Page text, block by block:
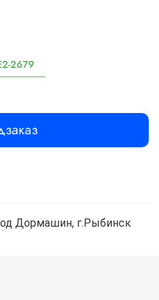
2679
Дормашин, г.Рыбинск